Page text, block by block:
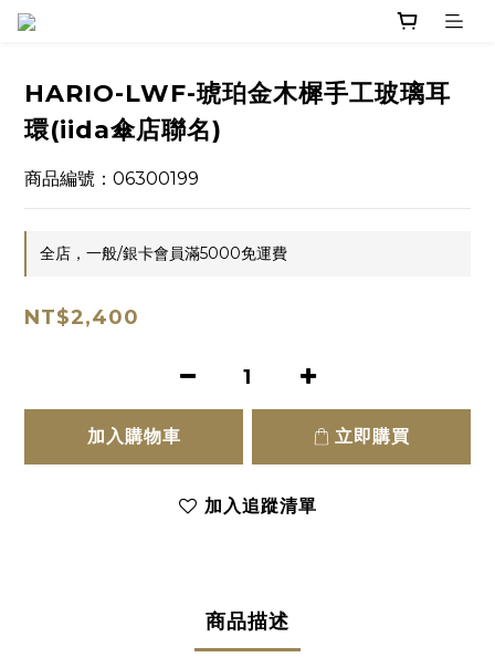
HARIO-LWF-琥珀金木樨手工玻璃耳
環(iida傘店聯名)
商品編號：06300199
全店，一般/銀卡會員滿5000免運費
NT$2,400
加入購物車 立即購買
加入追蹤清單
商品描述